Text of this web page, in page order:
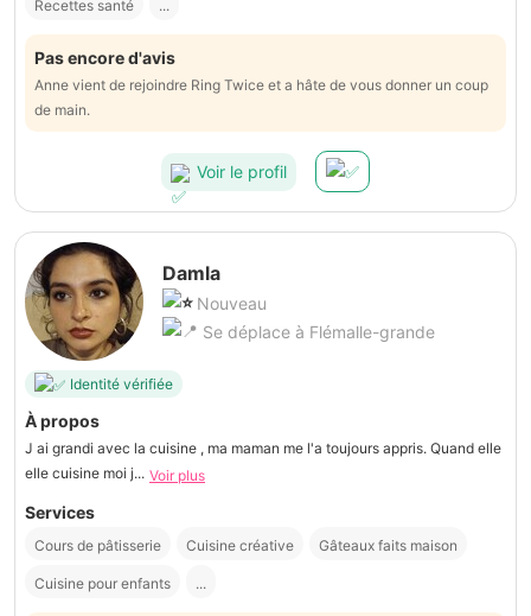
Recettes santé ...
Pas encore d'avis
Anne vient de rejoindre Ring Twice et a hâte de vous donner un coup
de main.
Voir le profil
Damla
Nouveau
Se déplace à Flémalle-grande
Identité vérifiée
À propos
J ai grandi avec la cuisine , ma maman me l'a toujours appris. Quand elle
elle cuisine moi j... Voir plus
Services
Cours de pâtisserie Cuisine créative Gâteaux faits maison
Cuisine pour enfants ...